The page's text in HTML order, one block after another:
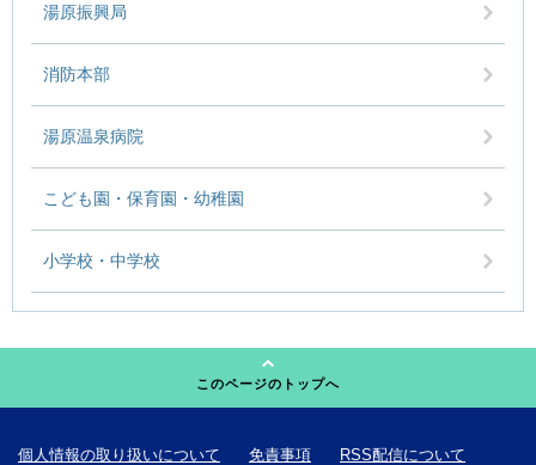
湯原振興局
消防本部
湯原温泉病院
こども園・保育園・幼稚園
小学校・中学校
このページのトップへ
個人情報の取り扱いについて 免責事項
RSS配信について